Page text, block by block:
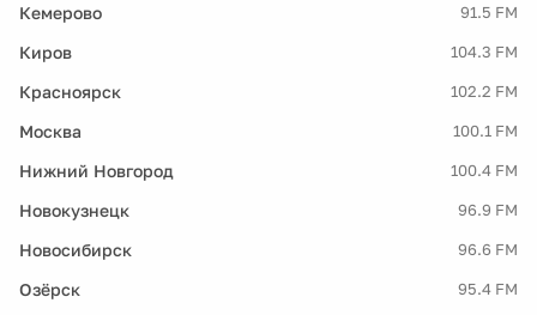
Кемерово 91.5 FM
Киров 104.3 FM
Красноярск 102.2 FM
Москва 100.1 FM
Нижний Новгород 100.4 FM
Новокузнецк 96.9 FM
Новосибирск 96.6 FM
Озёрск 95.4 FM